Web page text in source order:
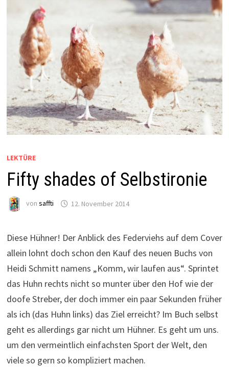
LEKTÜRE
Fifty shades of Selbstironie
von saffti 12. November 2014
Diese Hühner! Der Anblick des Federviehs auf dem Cover
allein lohnt doch schon den Kauf des neuen Buchs von
Heidi Schmitt namens „Komm, wir laufen aus“. Sprintet
das Huhn rechts nicht so munter über den Hof wie der
doofe Streber, der doch immer ein paar Sekunden früher
als ich (das Huhn links) das Ziel erreicht? Im Buch selbst
geht es allerdings gar nicht um Hühner. Es geht um uns.
um den vermeintlich einfachsten Sport der Welt, den
viele so gern so kompliziert machen.